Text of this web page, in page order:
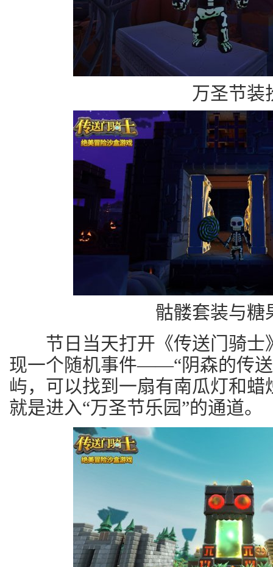
万圣节装
骷髅套装与糖
节日当天打开《传送门骑士
现一个随机事件——“阴森的传
屿，可以找到一扇有南瓜灯和
就是进入“万圣节乐园”的通道。